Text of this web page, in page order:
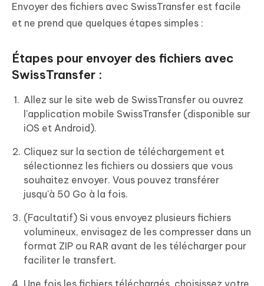
Envoyer des fichiers avec SwissTransfer est facile
et ne prend que quelques étapes simples :
Étapes pour envoyer des fichiers avec
SwissTransfer :
Allez sur le site web de SwissTransfer ou ouvrez
l'application mobile SwissTransfer (disponible sur
iOS et Android).
Cliquez sur la section de téléchargement et
sélectionnez les fichiers ou dossiers que vous
souhaitez envoyer. Vous pouvez transférer
jusqu'à 50 Go à la fois.
(Facultatif) Si vous envoyez plusieurs fichiers
volumineux, envisagez de les compresser dans un
format ZIP ou RAR avant de les télécharger pour
faciliter le transfert.